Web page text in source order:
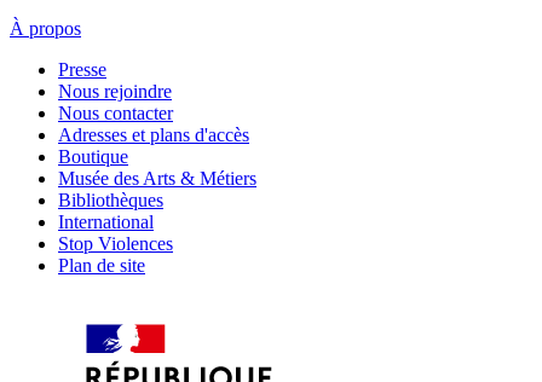
À propos
Presse
Nous rejoindre
Nous contacter
Adresses et plans d'accès
Boutique
Musée des Arts & Métiers
Bibliothèques
International
Stop Violences
Plan de site